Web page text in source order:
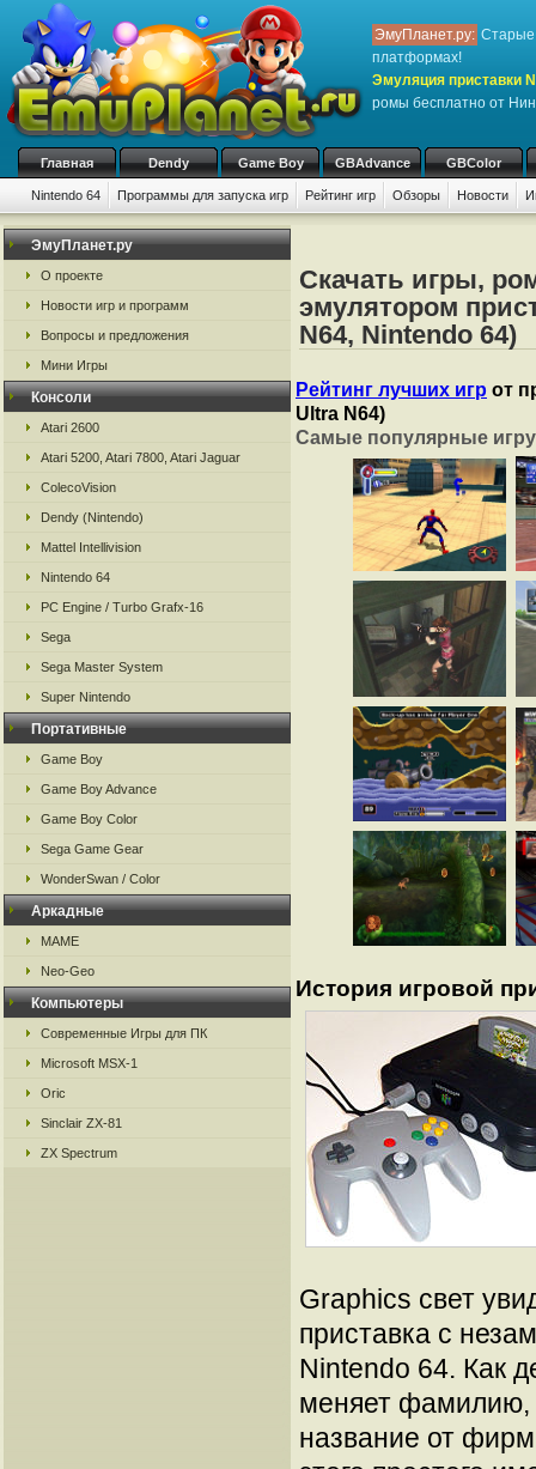
ЭмуПланет.ру: Старые
платформах!
Эмуляция приставки
ромы бесплатно от
Главная Dendy Game Boy GBAdvance GBColor
Nintendo 64 Программы для запуска игр Рейтинг игр Обзоры Новости
ЭмуПланет.ру
О проекте
Новости игр и программ
Вопросы и предложения
Мини Игры
Консоли
Atari 2600
Atari 5200, Atari 7800, Atari Jaguar
ColecoVision
Dendy (Nintendo)
Mattel Intellivision
Nintendo 64
PC Engine / Turbo Grafx-16
Sega
Sega Master System
Super Nintendo
Портативные
Game Boy
Game Boy Advance
Game Boy Color
Sega Game Gear
WonderSwan / Color
Аркадные
MAME
Neo-Geo
Компьютеры
Современные Игры для ПК
Microsoft MSX-1
Oric
Sinclair ZX-81
ZX Spectrum
Скачать игры,
эмулятором
N64, Nintendo 64)
Рейтинг лучших игр от
Ultra N64)
Самые популярные
История игровой
Graphics свет
приставка с
Nintendo 64. Как
меняет фамилию,
название от